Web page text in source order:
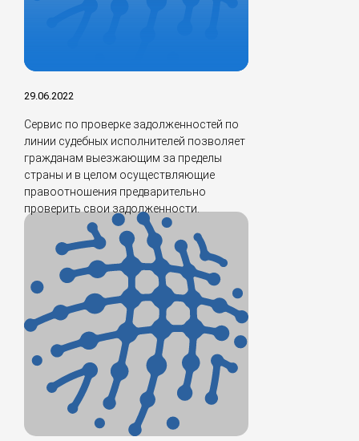
29.06.2022
Сервис по проверке задолженностей по
линии судебных исполнителей позволяет
гражданам выезжающим за пределы
страны и в целом осуществляющие
правоотношения предварительно
проверить свои задолженности.